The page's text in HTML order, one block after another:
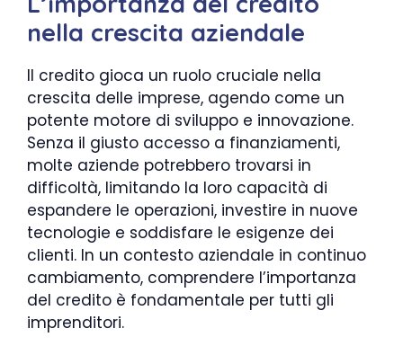
nella crescita aziendale
Il credito gioca un ruolo cruciale nella
crescita delle imprese, agendo come un
potente motore di sviluppo e innovazione.
Senza il giusto accesso a finanziamenti,
molte aziende potrebbero trovarsi in
difficoltà, limitando la loro capacità di
espandere le operazioni, investire in nuove
tecnologie e soddisfare le esigenze dei
clienti. In un contesto aziendale in continuo
cambiamento, comprendere l’importanza
del credito è fondamentale per tutti gli
imprenditori.